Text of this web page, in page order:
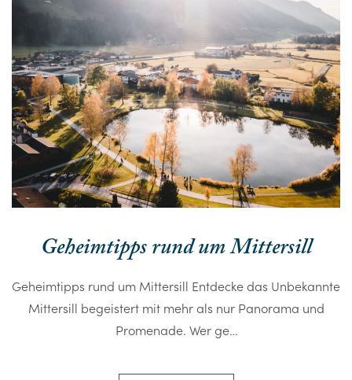
Geheimtipps rund um Mittersill
Geheimtipps rund um Mittersill Entdecke das Unbekannte
Mittersill begeistert mit mehr als nur Panorama und
Promenade. Wer ge…